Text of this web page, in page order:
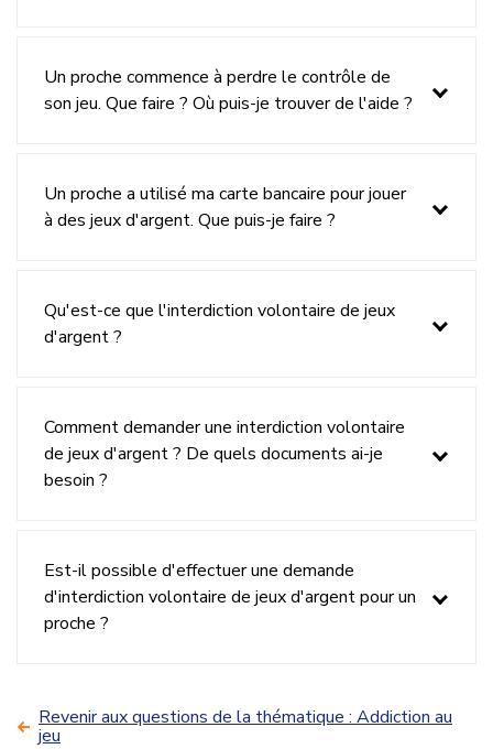
Un proche commence à perdre le contrôle de
son jeu. Que faire ? Où puis-je trouver de l'aide ?
Un proche a utilisé ma carte bancaire pour jouer
à des jeux d'argent. Que puis-je faire ?
Qu'est-ce que l'interdiction volontaire de jeux
d'argent ?
Comment demander une interdiction volontaire
de jeux d'argent ? De quels documents ai-je
besoin ?
Est-il possible d'effectuer une demande
d'interdiction volontaire de jeux d'argent pour un
proche ?
Revenir aux questions de la thématique : Addiction au
jeu